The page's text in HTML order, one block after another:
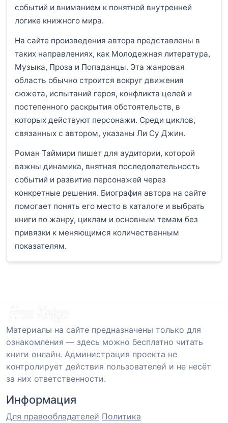
событий и вниманием к понятной внутренней
логике книжного мира.
На сайте произведения автора представлены в
таких направлениях, как Молодежная литература,
Музыка, Проза и Попаданцы. Эта жанровая
область обычно строится вокруг движения
сюжета, испытаний героя, конфликта целей и
постепенного раскрытия обстоятельств, в
которых действуют персонажи. Среди циклов,
связанных с автором, указаны Ли Су Джин.
Роман Таймири пишет для аудитории, которой
важны динамика, внятная последовательность
событий и развитие персонажей через
конкретные решения. Биография автора на сайте
помогает понять его место в каталоге и выбрать
книги по жанру, циклам и основным темам без
привязки к меняющимся количественным
показателям.
Материалы на сайте предназначены только для
ознакомления — здесь можно бесплатно читать
книги онлайн. Администрация проекта не
контролирует действия пользователей и не несёт
за них ответственности.
Информация
Для правообладателей Политика